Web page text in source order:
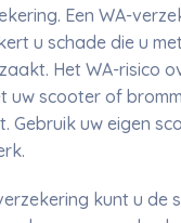
Een WA-
u schade die u
Het WA-risico
uw scooter of
Gebruik uw eigen
kunt u de